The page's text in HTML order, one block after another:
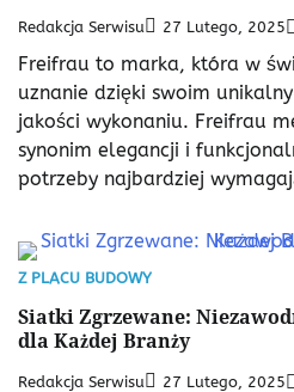
Redakcja Serwisu 27 Lutego, 2025
Freifrau to marka, która w
uznanie dzięki swoim
jakości wykonaniu. Freifrau
synonim elegancji i
potrzeby najbardziej
Z PLACU BUDOWY
Siatki Zgrzewane:
dla Każdej Branży
Redakcja Serwisu 27 Lutego, 2025